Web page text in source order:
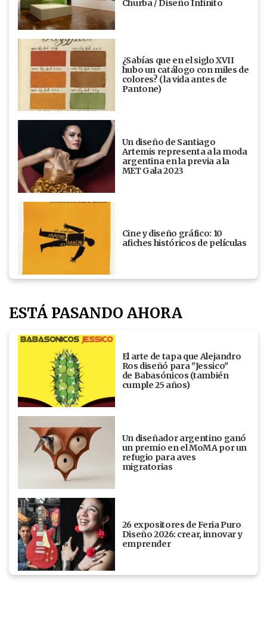
Churba / Diseño Infinito
¿Sabías que en el siglo XVII
hubo un catálogo con miles de
colores? (la vida antes de
Pantone)
Un diseño de Santiago
Artemis representa a la moda
argentina en la previa a la
MET Gala 2023
Cine y diseño gráfico: 10
afiches históricos de películas
ESTÁ PASANDO AHORA
El arte de tapa que Alejandro
Ros diseñó para "Jessico"
de Babasónicos (también
cumple 25 años)
Un diseñador argentino ganó
un premio en el MoMA por un
refugio para aves
migratorias
26 expositores de Feria Puro
Diseño 2026: crear, innovar y
emprender